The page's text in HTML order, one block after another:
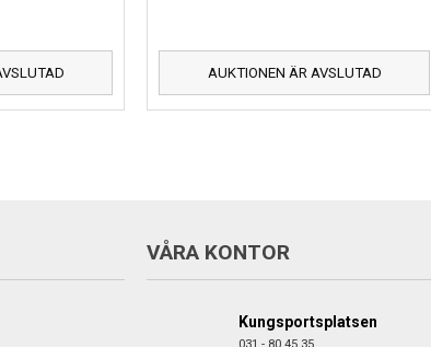
AUKTIONEN ÄR AVSLUTAD
VÅRA KONTOR
Kungsportsplatsen